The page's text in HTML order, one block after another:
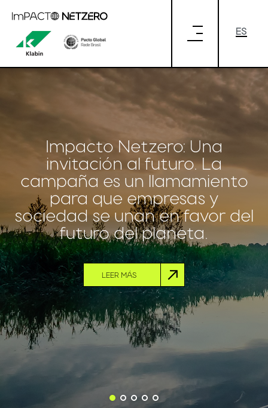
Impacto Netzero: Una
invitación al futuro. La
campaña es un llamamiento
para que empresas y
sociedad se unan en favor del
futuro del planeta.
LEER MÁS